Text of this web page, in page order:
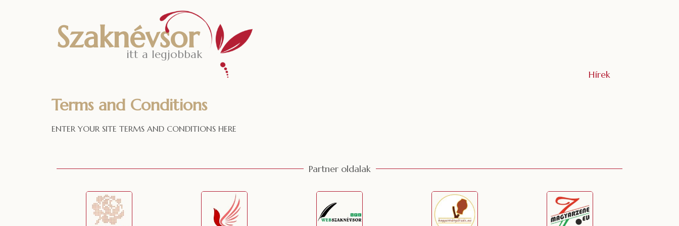
Szaknévsor
itt a legjobbak
Hírek
Terms and Conditions
ENTER YOUR SITE TERMS AND CONDITIONS HERE
Partner oldalak